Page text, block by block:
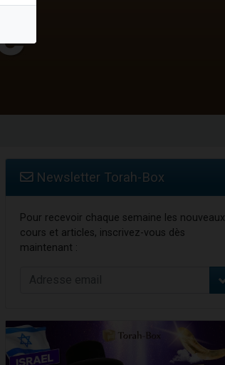
Newsletter Torah-Box
Pour recevoir chaque semaine les nouveaux
cours et articles, inscrivez-vous dès
maintenant :